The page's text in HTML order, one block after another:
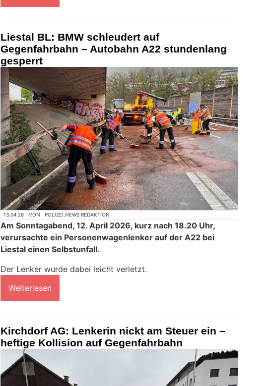
Liestal BL: BMW schleudert auf
Gegenfahrbahn – Autobahn A22 stundenlang
gesperrt
13.04.26 VON POLIZEI.NEWS REDAKTION
Am Sonntagabend, 12. April 2026, kurz nach 18.20 Uhr,
verursachte ein Personenwagenlenker auf der A22 bei
Liestal einen Selbstunfall.
Der Lenker wurde dabei leicht verletzt.
Weiterlesen
Kirchdorf AG: Lenkerin nickt am Steuer ein –
heftige Kollision auf Gegenfahrbahn